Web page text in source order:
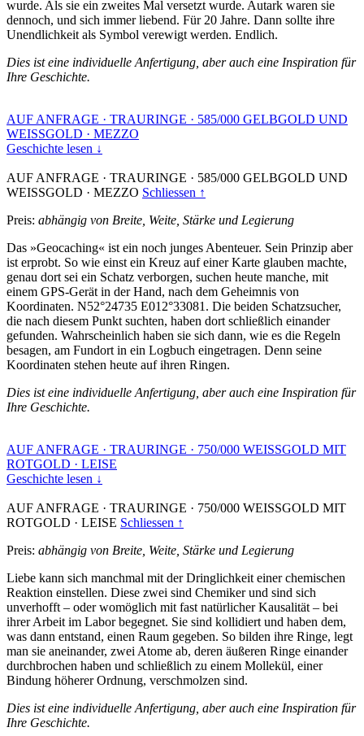
wurde. Als sie ein zweites Mal versetzt wurde. Autark waren sie
dennoch, und sich immer liebend. Für 20 Jahre. Dann sollte ihre
Unendlichkeit als Symbol verewigt werden. Endlich.
Dies ist eine individuelle Anfertigung, aber auch eine Inspiration für
Ihre Geschichte.
AUF ANFRAGE · TRAURINGE · 585/000 GELBGOLD UND
WEISSGOLD · MEZZO
Geschichte lesen ↓
AUF ANFRAGE · TRAURINGE · 585/000 GELBGOLD UND
WEISSGOLD · MEZZO Schliessen ↑
Preis: abhängig von Breite, Weite, Stärke und Legierung
Das »Geocaching« ist ein noch junges Abenteuer. Sein Prinzip aber
ist erprobt. So wie einst ein Kreuz auf einer Karte glauben machte,
genau dort sei ein Schatz verborgen, suchen heute manche, mit
einem GPS-Gerät in der Hand, nach dem Geheimnis von
Koordinaten. N52°24735 E012°33081. Die beiden Schatzsucher,
die nach diesem Punkt suchten, haben dort schließlich einander
gefunden. Wahrscheinlich haben sie sich dann, wie es die Regeln
besagen, am Fundort in ein Logbuch eingetragen. Denn seine
Koordinaten stehen heute auf ihren Ringen.
Dies ist eine individuelle Anfertigung, aber auch eine Inspiration für
Ihre Geschichte.
AUF ANFRAGE · TRAURINGE · 750/000 WEISSGOLD MIT
ROTGOLD · LEISE
Geschichte lesen ↓
AUF ANFRAGE · TRAURINGE · 750/000 WEISSGOLD MIT
ROTGOLD · LEISE Schliessen ↑
Preis: abhängig von Breite, Weite, Stärke und Legierung
Liebe kann sich manchmal mit der Dringlichkeit einer chemischen
Reaktion einstellen. Diese zwei sind Chemiker und sind sich
unverhofft – oder womöglich mit fast natürlicher Kausalität – bei
ihrer Arbeit im Labor begegnet. Sie sind kollidiert und haben dem,
was dann entstand, einen Raum gegeben. So bilden ihre Ringe, legt
man sie aneinander, zwei Atome ab, deren äußeren Ringe einander
durchbrochen haben und schließlich zu einem Mollekül, einer
Bindung höherer Ordnung, verschmolzen sind.
Dies ist eine individuelle Anfertigung, aber auch eine Inspiration für
Ihre Geschichte.